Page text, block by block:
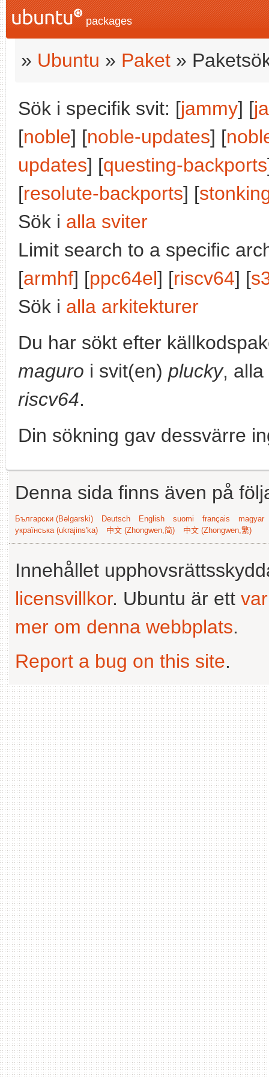
packages
» Ubuntu » Paket »
Sök i specifik svit: [jammy] [
[noble] [noble-updates] [
updates] [questing-backports
[resolute-backports] [
Sök i alla sviter
Limit search to a specific
[armhf] [ppc64el] [riscv64] [
Sök i alla arkitekturer
Du har sökt efter
maguro i svit(en) plucky, alla
riscv64.
Din sökning gav dessvärre
Denna sida finns även på
Български (Bəlgarski) Deutsch English suomi français
magyar
українська (ukrajins'ka)
中文 (Zhongwen,简) 中文 (Zhongwen,繁)
Innehållet
licensvillkor. Ubuntu är ett
mer om denna webbplats.
Report a bug on this site.